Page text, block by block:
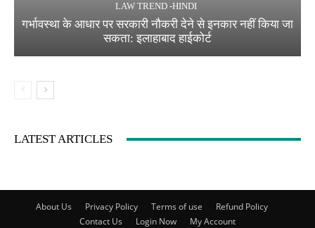
LAW TREND -HINDI
गर्भावस्था के आधार पर सरकारी नौकरी देने से इनकार नहीं किया जा
सकता: इलाहाबाद हाईकोर्ट
LATEST ARTICLES
About Us Privacy Policy Terms of use
Refund Policy
Contact Us
Login Now My Account